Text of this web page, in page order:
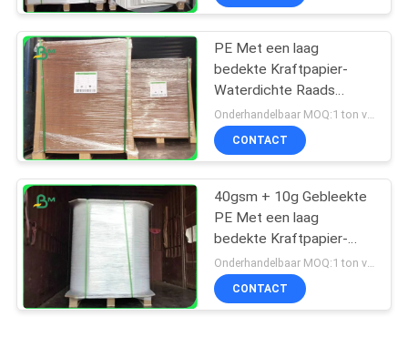
PE Met een laag
bedekte Kraftpapier-
Waterdichte Raads
Bruine Kleur 270gsm +
18g voor
Voedselcontainer
Onderhandelbaar MOQ:1 ton voor gemeenschappelijke grootte & 10 ton voor speciale grootte
CONTACT
40gsm + 10g Gebleekte
PE Met een laag
bedekte Kraftpapier-
Document 100%
Houtpulp voor
Verpakkingssnacks
Onderhandelbaar MOQ:1 ton voor gemeenschappelijke grootte & 10 ton voor speciale grootte
CONTACT